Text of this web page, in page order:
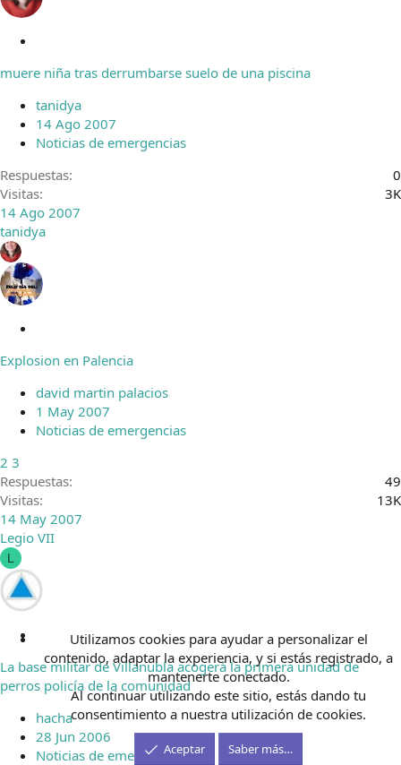
r
a
d
o
muere niña tras derrumbarse suelo de una piscina
tanidya
14 Ago 2007
Noticias de emergencias
Respuestas
0
Visitas
3K
14 Ago 2007
tanidya
r
a
d
o
Explosion en Palencia
david martin palacios
1 May 2007
Noticias de emergencias
2 3
Respuestas
49
Visitas
13K
14 May 2007
Legio VII
L
r
r
a
d
o
La base militar de Villanubla acogerá la primera unidad de
perros policía de la comunidad
hacha
28 Jun 2006
Noticias de emergencias
Utilizamos cookies para ayudar a personalizar el
contenido, adaptar la experiencia, y si estás registrado, a
mantenerte conectado.
Al continuar utilizando este sitio, estás dando tu
consentimiento a nuestra utilización de cookies.
Aceptar Saber más…